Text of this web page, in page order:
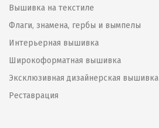
Вышивка на текстиле
Флаги, знамена, гербы и вымпелы
Интерьерная вышивка
Широкоформатная вышивка
Эксклюзивная дизайнерская вышивка
Реставрация